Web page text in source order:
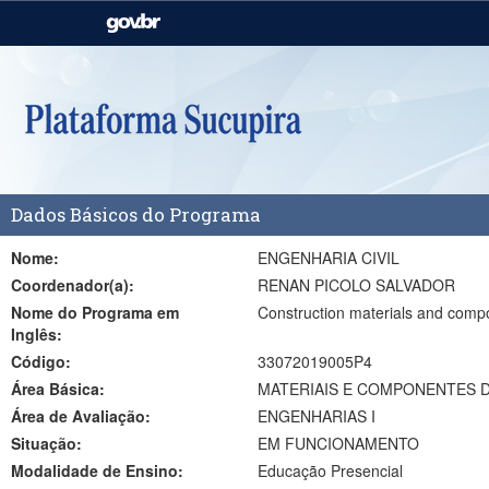
Casa Civil
Pecuária e Abastecimento
Dados Básicos do Programa
Nome:
ENGENHARIA CIVIL
Coordenador(a):
RENAN PICOLO SALVADOR
Nome do Programa em
Inglês:
Construction materials and
Código:
33072019005P4
Área Básica:
MATERIAIS E COMPONENTES
Área de Avaliação:
ENGENHARIAS I
Situação:
EM FUNCIONAMENTO
Modalidade de Ensino:
Educação Presencial